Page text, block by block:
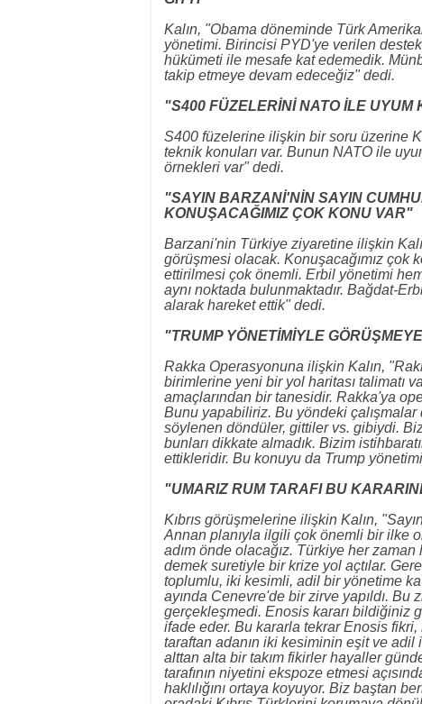
Kalın, "Obama döneminde Türk
yönetimi. Birincisi PYD'ye verilen
hükümeti ile mesafe kat edemedik.
takip etmeye devam edeceğiz" dedi.
"S400 FÜZELERİNİ NATO İLE
S400 füzelerine ilişkin bir soru üzerine
teknik konuları var. Bunun NATO ile
örnekleri var" dedi.
"SAYIN BARZANİ'NİN SAYIN
KONUŞACAĞIMIZ ÇOK KONU VAR"
Barzani'nin Türkiye ziyaretine ilişkin
görüşmesi olacak. Konuşacağımız çok
ettirilmesi çok önemli. Erbil yönetimi
aynı noktada bulunmaktadır. Bağdat-
alarak hareket ettik" dedi.
"TRUMP YÖNETİMİYLE
Rakka Operasyonuna ilişkin Kalın,
birimlerine yeni bir yol haritası talimatı
amaçlarından bir tanesidir. Rakka'ya
Bunu yapabiliriz. Bu yöndeki
söylenen döndüler, gittiler vs. gibiydi.
bunları dikkate almadık. Bizim
ettikleridir. Bu konuyu da Trump
"UMARIZ RUM TARAFI BU
Kıbrıs görüşmelerine ilişkin Kalın,
Annan planıyla ilgili çok önemli bir ilke
adım önde olacağız. Türkiye her
demek suretiyle bir krize yol açtılar.
toplumlu, iki kesimli, adil bir yönetime
ayında Cenevre'de bir zirve yapıldı. Bu
gerçekleşmedi. Enosis kararı bildiğiniz
ifade eder. Bu kararla tekrar Enosis fikri,
taraftan adanın iki kesiminin eşit ve adil
alttan alta bir takım fikirler hayaller
tarafının niyetini ekspoze etmesi
haklılığını ortaya koyuyor. Biz baştan